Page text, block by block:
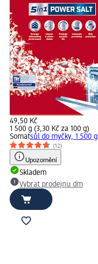
49,50 Kč
1 500 g (3,30 Kč za 100 g)
Somatsůl do myčky, 1 500 g
(12)
Upozornění
Skladem
Vybrat prodejnu dm